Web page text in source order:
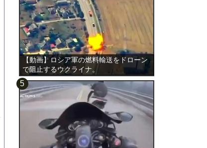
【動画】ロシア軍の燃料輸送をドローン
で阻止するウクライナ。